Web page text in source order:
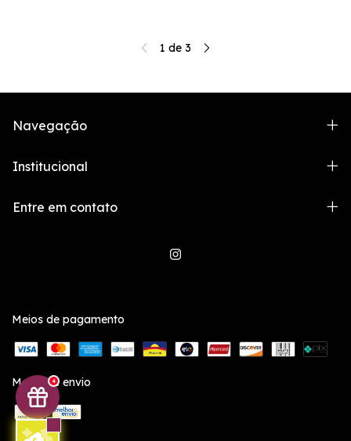
4
1 de 3
Navegação
Institucional
Entre em contato
Meios de pagamento
Meios de envio